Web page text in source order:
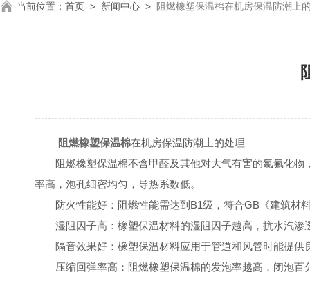
当前位置： 首页 > 新闻中心 > 阻燃橡塑保温棉在机房保温防潮上
阻燃橡塑保温棉在机房保温防潮上的处理
阻燃橡塑保温棉不含甲醛及其他对大气有害的氯氟化物
率高，泡孔细密均匀，导热系数低。
防火性能好：阻燃性能需达到B1级，符合GB《建筑材
湿阻因子高：橡塑保温材料的湿阻因子越高，抗水汽渗
隔音效果好：橡塑保温材料应用于管道和风管时能提供
压缩回弹率高：阻燃橡塑保温棉的发泡率越高，闭泡百